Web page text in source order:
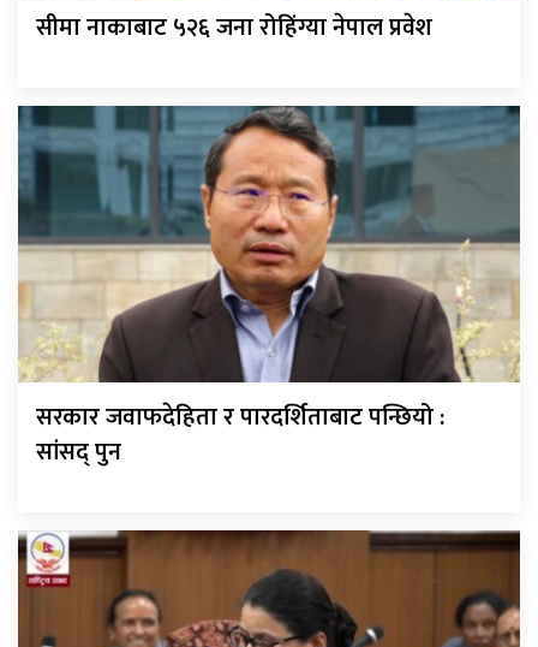
सीमा नाकाबाट ५२६ जना रोहिंग्या नेपाल प्रवेश
सरकार जवाफदेहिता र पारदर्शिताबाट पन्छियो :
सांसद् पुन